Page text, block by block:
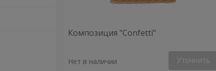
Композиция "Confetti"
Нет в наличии Уточнить